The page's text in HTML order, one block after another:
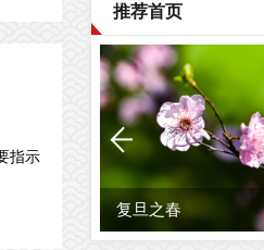
指示
推荐首页
复旦之春